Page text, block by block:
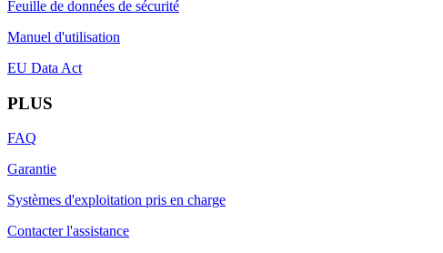
Feuille de données de sécurité
Manuel d'utilisation
EU Data Act
PLUS
FAQ
Garantie
Systèmes d'exploitation pris en charge
Contacter l'assistance